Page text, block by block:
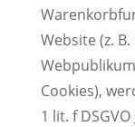
Website (z.
Cookies),
1 lit. f